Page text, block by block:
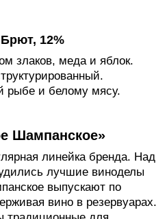
12%
злаков, меда и яблок.
рыбе и белому мясу.
Шампанское»
линейка бренда. Над
лучшие виноделы
выпускают по
вино в резервуарах.